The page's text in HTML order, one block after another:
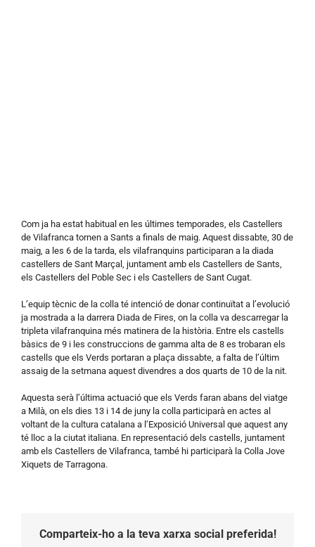
Com ja ha estat habitual en les últimes temporades, els Castellers
de Vilafranca tornen a Sants a finals de maig. Aquest dissabte, 30 de
maig, a les 6 de la tarda, els vilafranquins participaran a la diada
castellers de Sant Marçal, juntament amb els Castellers de Sants,
els Castellers del Poble Sec i els Castellers de Sant Cugat.
L’equip tècnic de la colla té intenció de donar continuïtat a l’evolució
ja mostrada a la darrera Diada de Fires, on la colla va descarregar la
tripleta vilafranquina més matinera de la història. Entre els castells
bàsics de 9 i les construccions de gamma alta de 8 es trobaran els
castells que els Verds portaran a plaça dissabte, a falta de l’últim
assaig de la setmana aquest divendres a dos quarts de 10 de la nit.
Aquesta serà l’última actuació que els Verds faran abans del viatge
a Milà, on els dies 13 i 14 de juny la colla participarà en actes al
voltant de la cultura catalana a l’Exposició Universal que aquest any
té lloc a la ciutat italiana. En representació dels castells, juntament
amb els Castellers de Vilafranca, també hi participarà la Colla Jove
Xiquets de Tarragona.
Comparteix-ho a la teva xarxa social preferida!